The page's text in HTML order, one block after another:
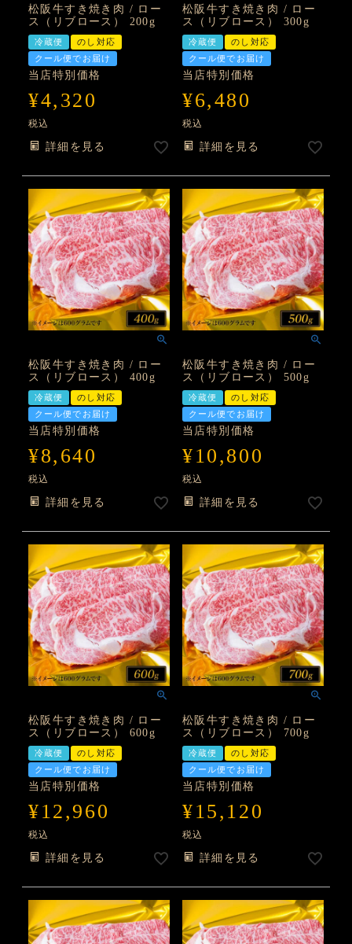
松阪牛すき焼き肉 / ロー
ス（リブロース） 200g
冷蔵便
のし対応
クール便でお届け
当店特別価格
¥4,320
税込
詳細を見る
松阪牛すき焼き肉 / ロー
ス（リブロース） 300g
冷蔵便
のし対応
クール便でお届け
当店特別価格
¥6,480
税込
詳細を見る
松阪牛すき焼き肉 / ロー
ス（リブロース） 400g
冷蔵便
のし対応
クール便でお届け
当店特別価格
¥8,640
税込
詳細を見る
松阪牛すき焼き肉 / ロー
ス（リブロース） 500g
冷蔵便
のし対応
クール便でお届け
当店特別価格
¥10,800
税込
詳細を見る
松阪牛すき焼き肉 / ロー
ス（リブロース） 600g
冷蔵便
のし対応
クール便でお届け
当店特別価格
¥12,960
税込
詳細を見る
松阪牛すき焼き肉 / ロー
ス（リブロース） 700g
冷蔵便
のし対応
クール便でお届け
当店特別価格
¥15,120
税込
詳細を見る